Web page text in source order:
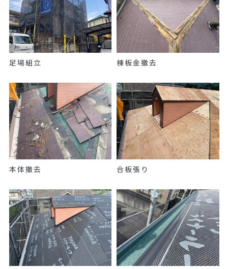
足場組立 棟板金撤去
本体撤去 合板張り